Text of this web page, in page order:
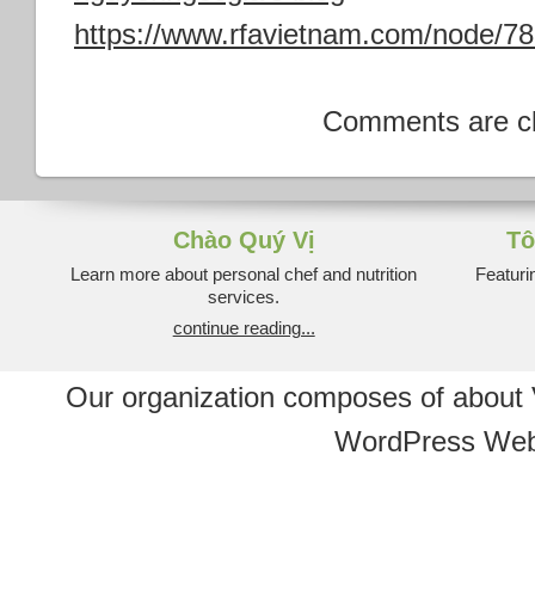
https://www.rfavietnam.com/node/
Comments are
Chào Quý Vị
Learn more about personal chef and nutrition
services.
continue reading...
Our organization composes of
WordPress